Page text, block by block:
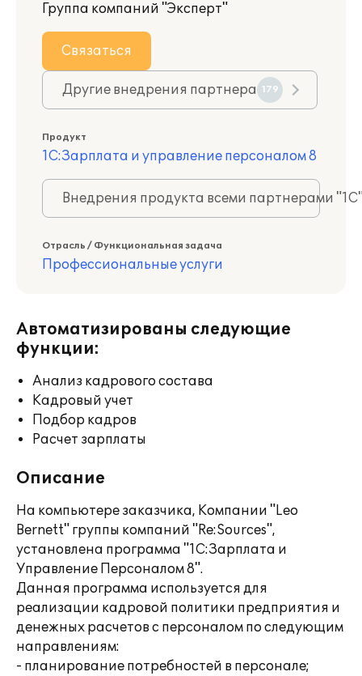
Группа компаний "Эксперт"
Связаться
Другие внедрения партнера 179
Продукт
1С:Зарплата и управление персоналом 8
Внедрения продукта всеми партнерами
Отрасль / Функциональная задача
Профессиональные услуги
Автоматизированы следующие
функции:
Анализ кадрового состава
Кадровый учет
Подбор кадров
Расчет зарплаты
Описание
На компьютере заказчика, Компании "Leo
Bernett" группы компаний "Re:Sources",
установлена программа "1С:Зарплата и
Управление Персоналом 8".
Данная программа используется для
реализации кадровой политики предприятия и
денежных расчетов с персоналом по следующим
направлениям:
- планирование потребностей в персонале;